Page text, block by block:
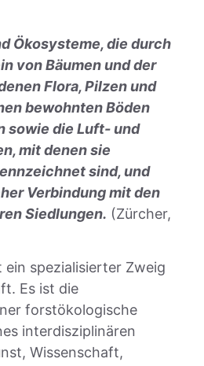
Ökosysteme, die durch
von Bäumen und der
Flora, Pilzen und
bewohnten Böden
sowie die Luft- und
mit denen sie
sind, und
Verbindung mit den
Siedlungen. (Zürcher,
ein spezialisierter Zweig
Es ist die
forstökologische
interdisziplinären
Wissenschaft,